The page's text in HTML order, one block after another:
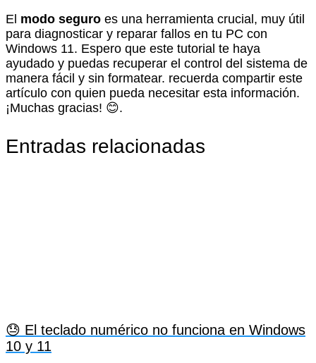
El modo seguro es una herramienta crucial, muy útil
para diagnosticar y reparar fallos en tu PC con
Windows 11. Espero que este tutorial te haya
ayudado y puedas recuperar el control del sistema de
manera fácil y sin formatear. recuerda compartir este
artículo con quien pueda necesitar esta información.
¡Muchas gracias! 😊.
Entradas relacionadas
😓 El teclado numérico no funciona en Windows
10 y 11